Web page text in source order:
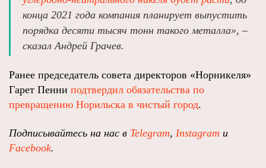
конца 2021 года компания планирует выпустить
порядка десяти тысяч тонн такого металла», –
сказал Андрей Грачев.
Ранее председатель совета директоров «Норникеля»
Гарет Пенни подтвердил обязательства по
превращению Норильска в чистый город.
Подписывайтесь на нас в Telegram, Instagram и
Facebook.